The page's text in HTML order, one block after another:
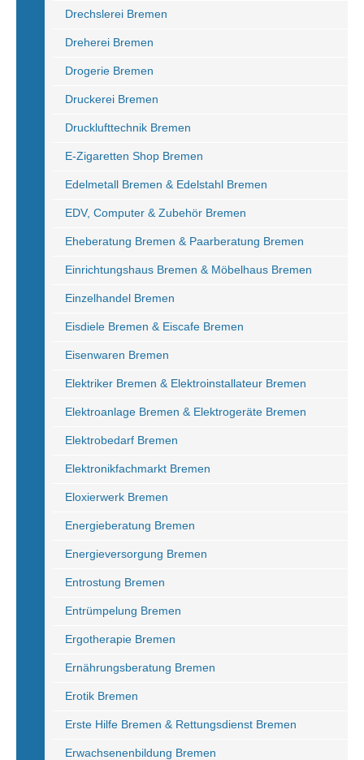
Drechslerei Bremen
Dreherei Bremen
Drogerie Bremen
Druckerei Bremen
Drucklufttechnik Bremen
E-Zigaretten Shop Bremen
Edelmetall Bremen & Edelstahl Bremen
EDV, Computer & Zubehör Bremen
Eheberatung Bremen & Paarberatung Bremen
Einrichtungshaus Bremen & Möbelhaus Bremen
Einzelhandel Bremen
Eisdiele Bremen & Eiscafe Bremen
Eisenwaren Bremen
Elektriker Bremen & Elektroinstallateur Bremen
Elektroanlage Bremen & Elektrogeräte Bremen
Elektrobedarf Bremen
Elektronikfachmarkt Bremen
Eloxierwerk Bremen
Energieberatung Bremen
Energieversorgung Bremen
Entrostung Bremen
Entrümpelung Bremen
Ergotherapie Bremen
Ernährungsberatung Bremen
Erotik Bremen
Erste Hilfe Bremen & Rettungsdienst Bremen
Erwachsenenbildung Bremen